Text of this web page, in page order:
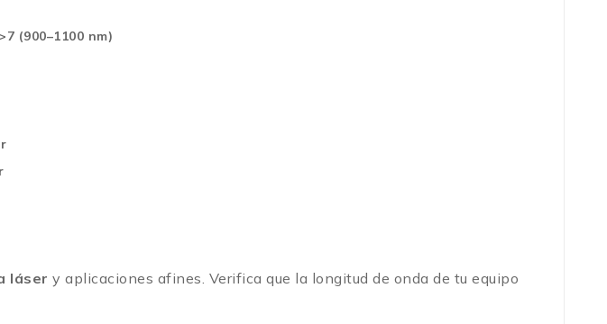
(900–1100 nm)
láser y aplicaciones afines. Verifica que la longitud de onda de tu equipo